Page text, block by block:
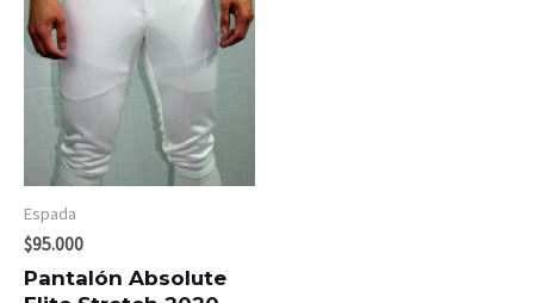
Espada
$95.000
Pantalón Absolute